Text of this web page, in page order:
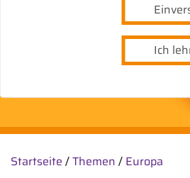
Ich
Startseite /Themen / Europa